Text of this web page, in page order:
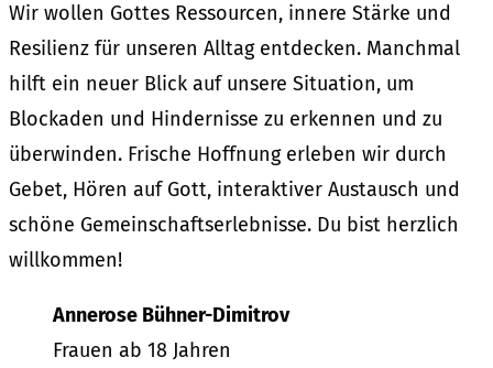
Wir wollen Gottes Ressourcen, innere Stärke und
Resilienz für unseren Alltag entdecken. Manchmal
hilft ein neuer Blick auf unsere Situation, um
Blockaden und Hindernisse zu erkennen und zu
überwinden. Frische Hoffnung erleben wir durch
Gebet, Hören auf Gott, interaktiver Austausch und
schöne Gemeinschaftserlebnisse. Du bist herzlich
willkommen!
Annerose Bühner-Dimitrov
Frauen ab 18 Jahren